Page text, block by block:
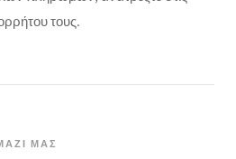
τους.
ΜΑΣ